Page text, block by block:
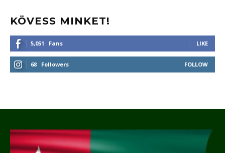
KÖVESS MINKET!
5,051 Fans LIKE
68 Followers FOLLOW